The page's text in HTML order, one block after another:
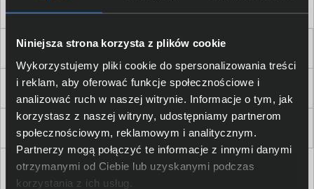
Niniejsza strona korzysta z plików cookie
Wykorzystujemy pliki cookie do spersonalizowania treści
i reklam, aby oferować funkcje społecznościowe i
analizować ruch w naszej witrynie. Informacje o tym, jak
korzystasz z naszej witryny, udostępniamy partnerom
społecznościowym, reklamowym i analitycznym.
Partnerzy mogą połączyć te informacje z innymi danymi
otrzymanymi od Ciebie lub uzyskanymi podczas
korzystania z ich usług.
Dla Firm i Instytucji
Zakupy
Delkom 2000